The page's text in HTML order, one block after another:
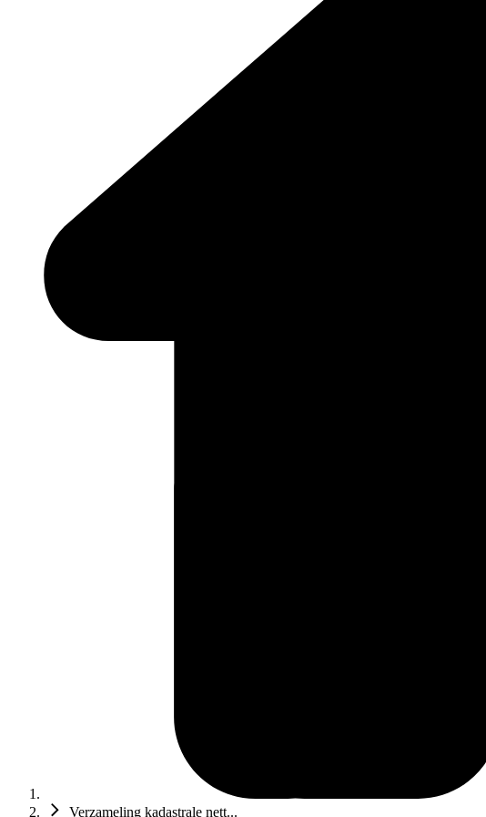
Verzameling kadastrale nett...